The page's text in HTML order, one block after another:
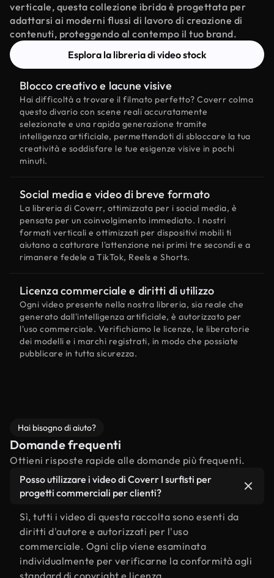
verticale, questa collezione ibrida è progettata per
adattarsi ai moderni flussi di lavoro di creazione di
contenuti, proteggendo al contempo il tuo brand.
Esplora la libreria di video stock
Blocco creativo e lacune visive
Hai difficoltà a trovare il filmato perfetto? Coverr colma
questo divario con scene reali accuratamente
selezionate e una rapida generazione tramite
intelligenza artificiale, permettendoti di sbloccare la tua
creatività e soddisfare le tue esigenze visive in pochi
minuti.
Social media e video di breve formato
La libreria di Coverr, ottimizzata per i social media, è
pensata per un coinvolgimento immediato. I nostri
formati verticali e ottimizzati per dispositivi mobili ti
aiutano a catturare l'attenzione nei primi tre secondi e a
rimanere fedele a TikTok, Reels e Shorts.
Licenza commerciale e diritti di utilizzo
Ogni video presente nella nostra libreria, sia reale che
generato dall'intelligenza artificiale, è autorizzato per
l'uso commerciale. Verifichiamo le licenze, le liberatorie
dei modelli e i marchi registrati, in modo che possiate
pubblicare in tutta sicurezza.
Hai bisogno di aiuto?
Domande frequenti
Ottieni risposte rapide alle domande più frequenti.
Posso utilizzare i video di Coverr I surfisti per
progetti commerciali per clienti?
Sì, tutti i video di questa raccolta sono esenti da
diritti d'autore e autorizzati per l'uso
commerciale. Ogni clip viene esaminata
individualmente per verificarne la conformità agli
standard di copyright e licenza,